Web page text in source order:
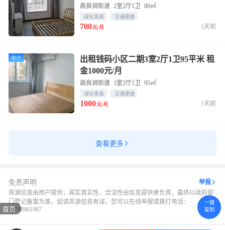
高良涧街道 2室2厅1卫 80㎡
绿化率高 交通便捷
700元/月 1天前
中介
出租钱码小区二期3室2厅1卫95平米 租
金1000元/月
高良涧街道 3室2厅1卫 95㎡
绿化率高 交通便捷
1000元/月 1天前
查看更多
免责声明
举报
房源信息由用户提供，其实真实性，合法性由信息提供者负责，最终以政府部
门登记备案为准，如该房源信息有误，您可以在线举报或拨打电话：
17768461987
首页
一键
复制